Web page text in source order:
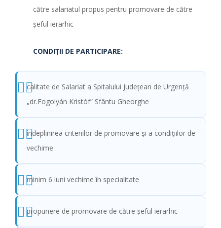
către salariatul propus pentru promovare de către
şeful ierarhic
CONDIŢII DE PARTICIPARE:
calitate de Salariat a Spitalului Judeţean de Urgenţă
„dr.Fogolyán Kristóf” Sfântu Gheorghe
îndeplinirea criteriilor de promovare şi a condiţiilor de
vechime
minim 6 luni vechime în specialitate
propunere de promovare de către şeful ierarhic